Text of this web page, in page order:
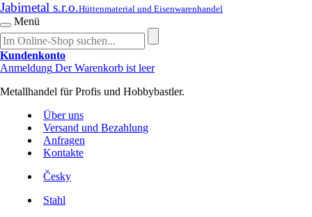
Jabimetal s.r.o.Hüttenmaterial und Eisenwarenhandel
Menü
Kundenkonto
Anmeldung Der Warenkorb ist leer
Metallhandel für Profis und Hobbybastler.
Über uns
Versand und Bezahlung
Anfragen
Kontakte
Česky
Stahl